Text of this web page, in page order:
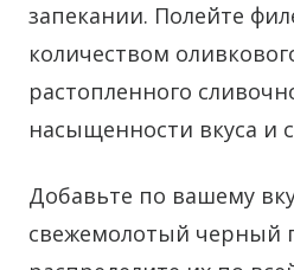
запекании. Полейте
количеством
растопленного
насыщенности вкуса и
Добавьте по вашему
свежемолотый черный